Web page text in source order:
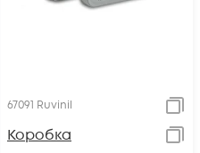
67091 Ruvinil
Коробка